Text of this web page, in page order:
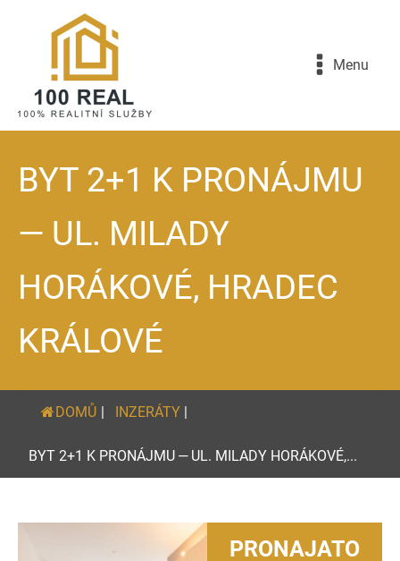
Menu
BYT 2+1 K PRONÁJMU
— UL. MILADY
HORÁKOVÉ, HRADEC
KRÁLOVÉ
DOMŮ | INZERÁTY |
BYT 2+1 K PRONÁJMU — UL. MILADY HORÁKOVÉ,...
PRONAJATO